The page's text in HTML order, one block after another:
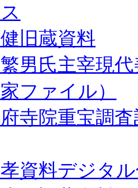
旧蔵資料
男氏主宰現
家ファイル）
寺院重宝調
資料デジタ